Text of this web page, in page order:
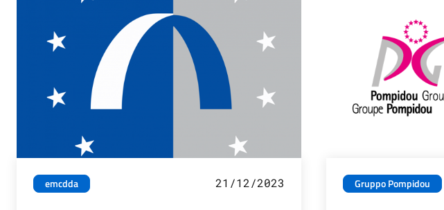
emcdda 21/12/2023 Gruppo Pompidou